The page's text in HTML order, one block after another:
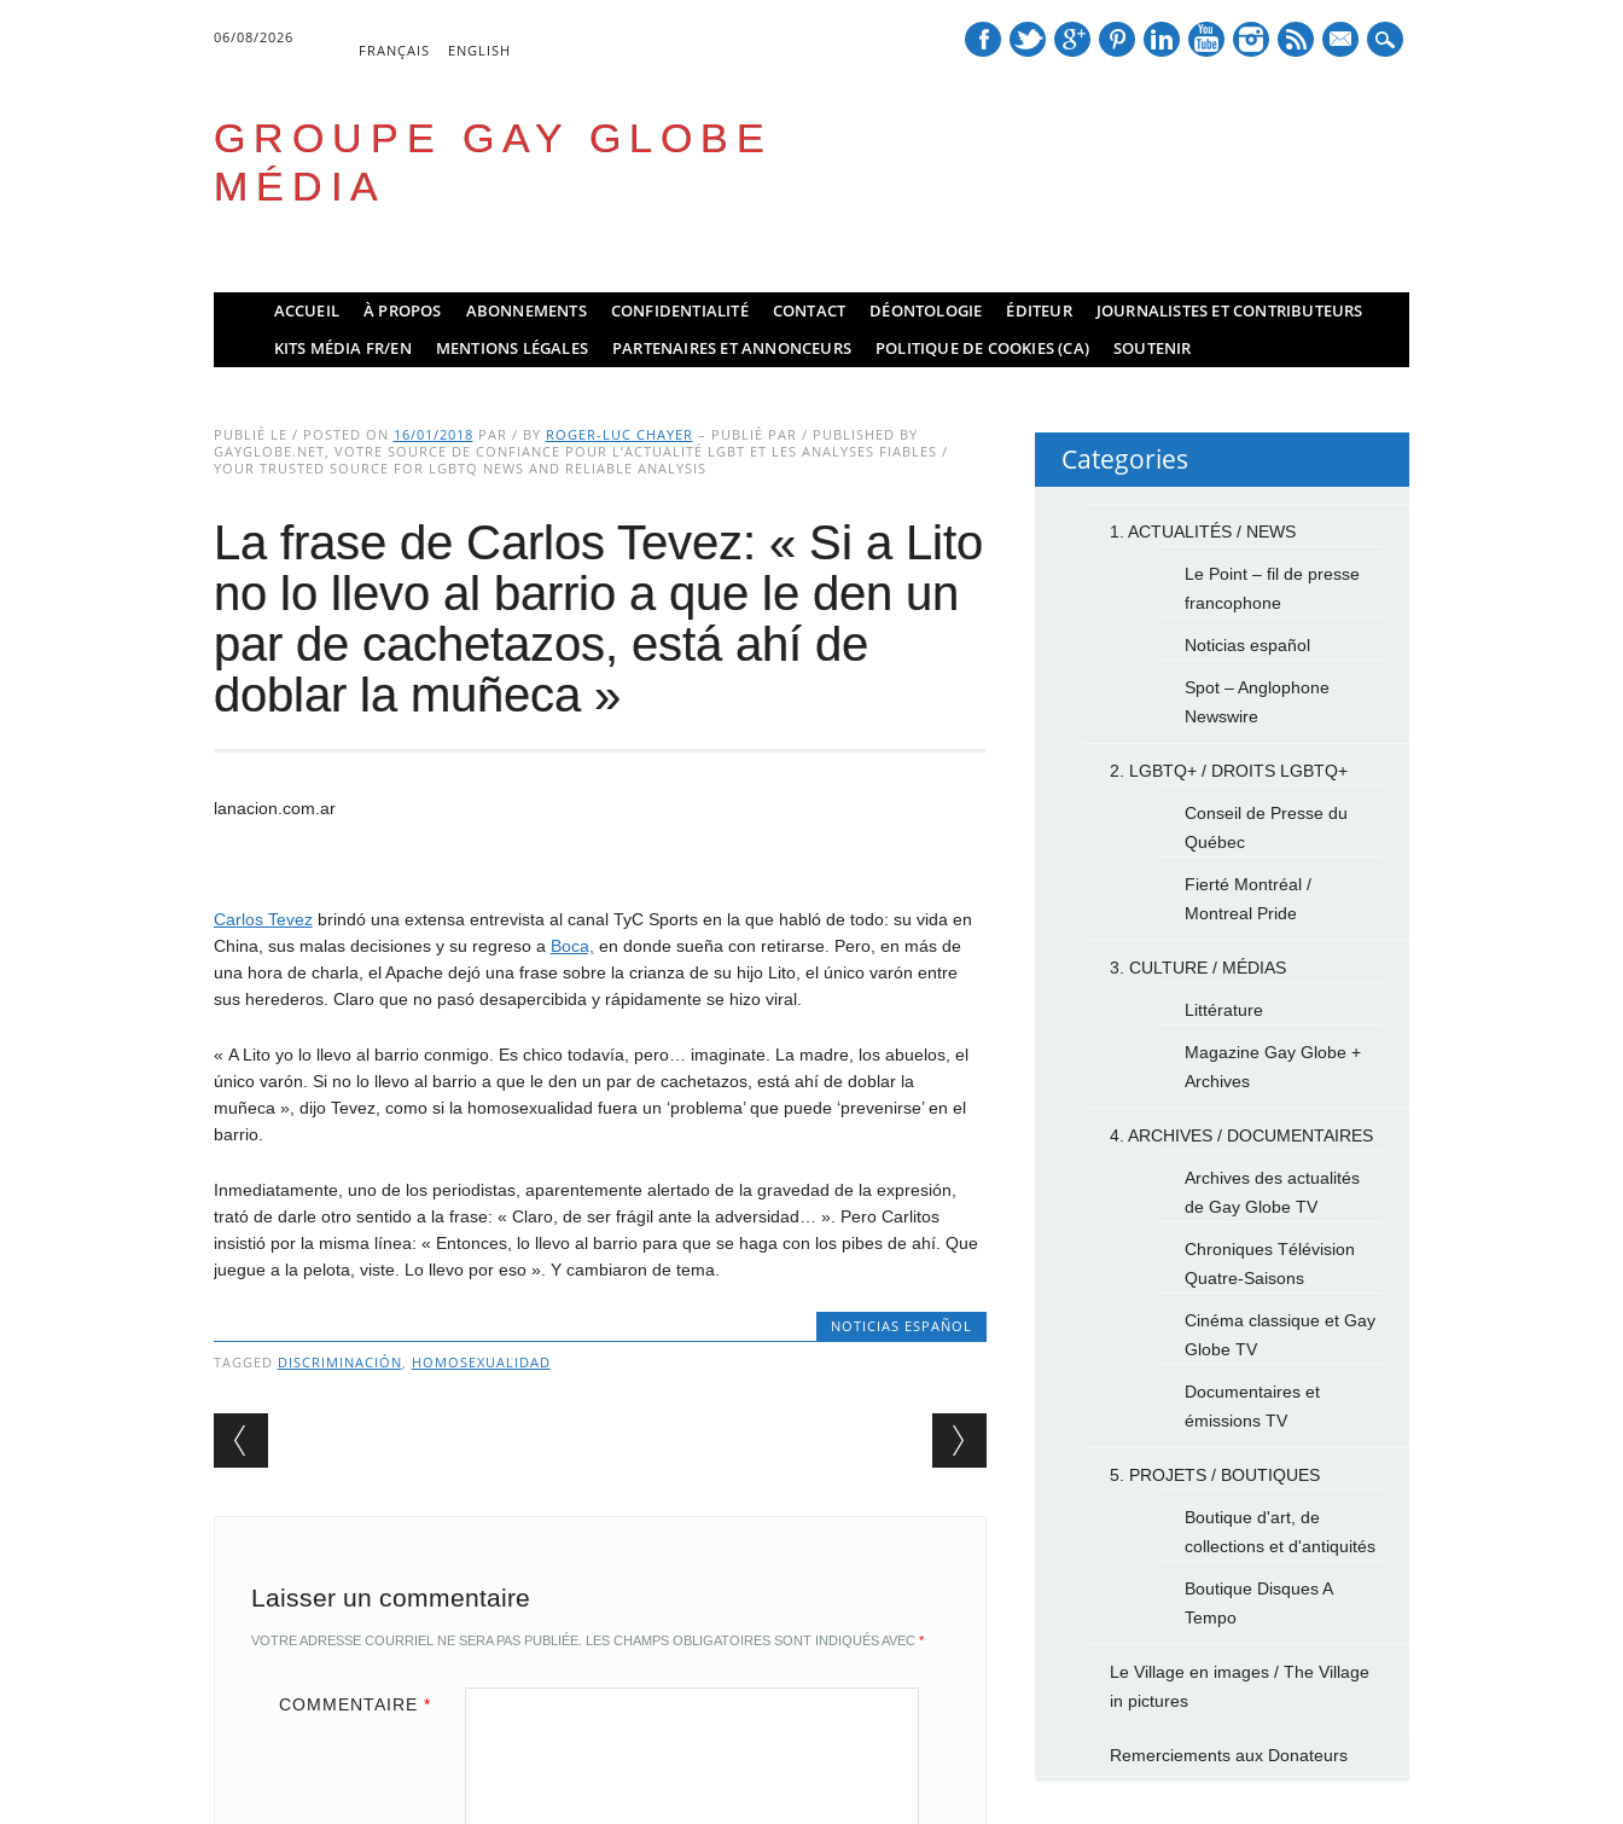
06/08/2026
FRANÇAIS ENGLISH
mail
GROUPE GAY GLOBE
MÉDIA
Main menu
ACCUEIL À PROPOS ABONNEMENTS CONFIDENTIALITÉ CONTACT DÉONTOLOGIE ÉDITEUR
JOURNALISTES ET CONTRIBUTEURS
KITS MÉDIA FR/EN
MENTIONS LÉGALES PARTENAIRES ET ANNONCEURS POLITIQUE DE COOKIES (CA) SOUTENIR
PUBLIÉ LE / POSTED ON 16/01/2018 PAR / BY ROGER-LUC CHAYER – PUBLIÉ PAR / PUBLISHED BY
GAYGLOBE.NET, VOTRE SOURCE DE CONFIANCE POUR L’ACTUALITÉ LGBT ET LES ANALYSES FIABLES /
YOUR TRUSTED SOURCE FOR LGBTQ NEWS AND RELIABLE ANALYSIS
La frase de Carlos Tevez: « Si a Lito
no lo llevo al barrio a que le den un
par de cachetazos, está ahí de
doblar la muñeca »
lanacion.com.ar
Carlos Tevezbrindó una extensa entrevista al canal TyC Sports en la que habló de todo: su vida en
China, sus malas decisiones y su regreso a Boca, en donde sueña con retirarse. Pero, en más de
una hora de charla, el Apache dejó una frase sobre la crianza de su hijo Lito, el único varón entre
sus herederos. Claro que no pasó desapercibida y rápidamente se hizo viral.
« A Lito yo lo llevo al barrio conmigo. Es chico todavía, pero… imaginate. La madre, los abuelos, el
único varón. Si no lo llevo al barrio a que le den un par de cachetazos, está ahí de doblar la
muñeca », dijo Tevez, como si la homosexualidad fuera un ‘problema’ que puede ‘prevenirse’ en el
barrio.
Inmediatamente, uno de los periodistas, aparentemente alertado de la gravedad de la expresión,
trató de darle otro sentido a la frase: « Claro, de ser frágil ante la adversidad… ». Pero Carlitos
insistió por la misma línea: « Entonces, lo llevo al barrio para que se haga con los pibes de ahí. Que
juegue a la pelota, viste. Lo llevo por eso ». Y cambiaron de tema.
NOTICIAS ESPAÑOL
TAGGED DISCRIMINACIÓN, HOMOSEXUALIDAD
Post navigation
Laisser un commentaire
VOTRE ADRESSE COURRIEL NE SERA PAS PUBLIÉE. LES CHAMPS OBLIGATOIRES SONT INDIQUÉS AVEC *
COMMENTAIRE *
Categories
1. ACTUALITÉS / NEWS
Le Point – fil de presse
francophone
Noticias español
Spot – Anglophone
Newswire
2. LGBTQ+ / DROITS LGBTQ+
Conseil de Presse du
Québec
Fierté Montréal /
Montreal Pride
3. CULTURE / MÉDIAS
Littérature
Magazine Gay Globe +
Archives
4. ARCHIVES / DOCUMENTAIRES
Archives des actualités
de Gay Globe TV
Chroniques Télévision
Quatre-Saisons
Cinéma classique et Gay
Globe TV
Documentaires et
émissions TV
5. PROJETS / BOUTIQUES
Boutique d'art, de
collections et d'antiquités
Boutique Disques A
Tempo
Le Village en images / The Village
in pictures
Remerciements aux Donateurs